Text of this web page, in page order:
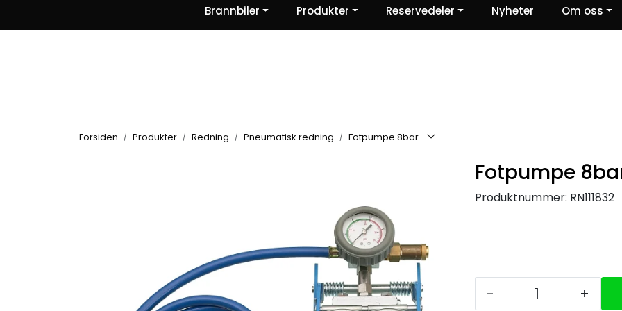
Om oss | Kontakt Oss | Ris og ros
Brannbiler Produkter Reservedeler Nyheter Om oss
Forsiden Produkter Redning Pneumatisk redning Fotpumpe 8bar
Fotpumpe
Produktnummer: RN111832
- +